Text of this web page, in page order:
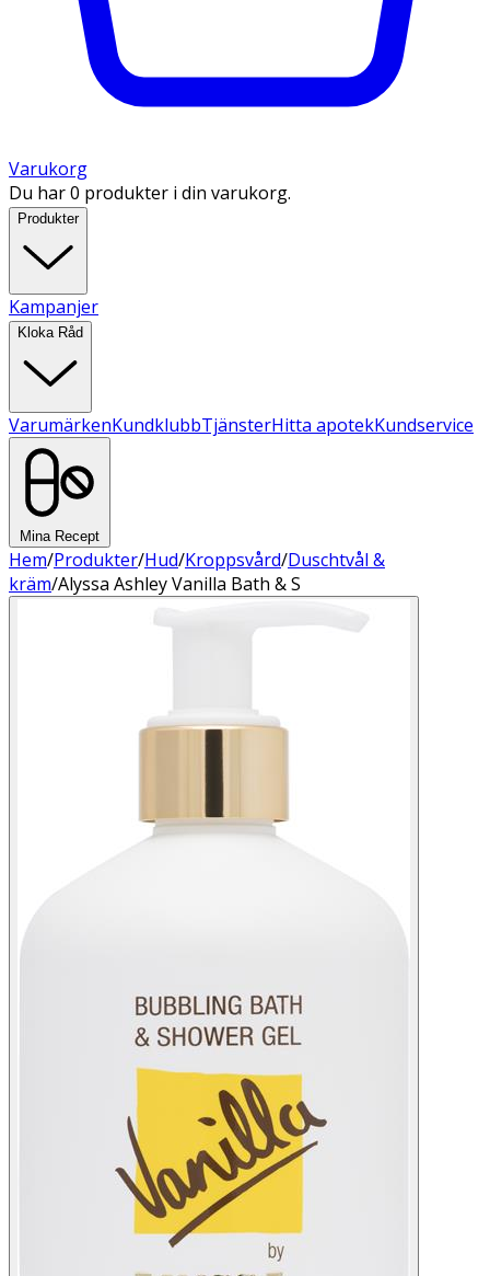
Varukorg
Du har 0 produkter i din varukorg.
Produkter
Kampanjer
Kloka Råd
VarumärkenKundklubbTjänsterHitta apotekKundservice
Mina Recept
Hem/Produkter/Hud/Kroppsvård/Duschtvål &
kräm/Alyssa Ashley Vanilla Bath & S